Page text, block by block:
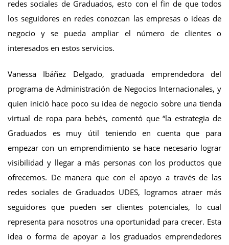
redes sociales de Graduados, esto con el fin de que todos
los seguidores en redes conozcan las empresas o ideas de
negocio y se pueda ampliar el número de clientes o
interesados en estos servicios.
Vanessa Ibáñez Delgado, graduada emprendedora del
programa de Administración de Negocios Internacionales, y
quien inició hace poco su idea de negocio sobre una tienda
virtual de ropa para bebés, comentó que “la estrategia de
Graduados es muy útil teniendo en cuenta que para
empezar con un emprendimiento se hace necesario lograr
visibilidad y llegar a más personas con los productos que
ofrecemos. De manera que con el apoyo a través de las
redes sociales de Graduados UDES, logramos atraer más
seguidores que pueden ser clientes potenciales, lo cual
representa para nosotros una oportunidad para crecer. Esta
idea o forma de apoyar a los graduados emprendedores